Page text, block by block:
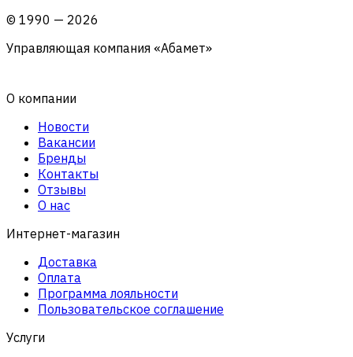
© 1990 — 2026
Управляющая компания «Абамет»
О компании
Новости
Вакансии
Бренды
Контакты
Отзывы
О нас
Интернет-магазин
Доставка
Оплата
Программа лояльности
Пользовательское соглашение
Услуги